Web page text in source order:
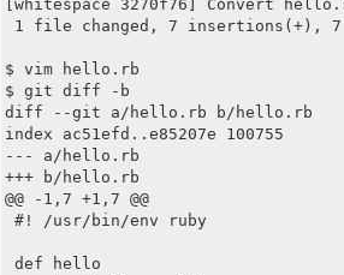
[whitespace 3270f76] Convert
1 file changed, 7 insertions(+),
$ vim hello.rb
$ git diff -b
diff --git a/hello.rb b/hello.rb
index ac51efd..e85207e 100755
--- a/hello.rb
+++ b/hello.rb
@@ -1,7 +1,7 @@
#! /usr/bin/env ruby
def hello